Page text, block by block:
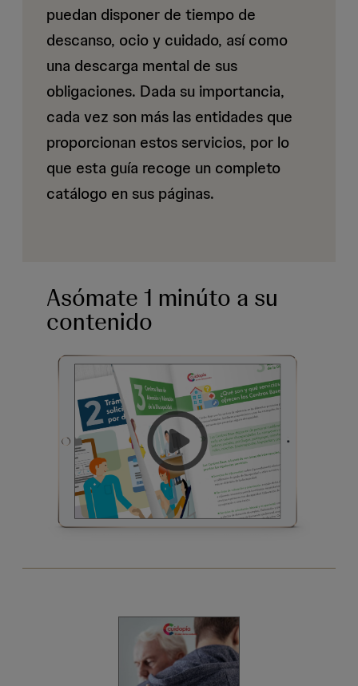
puedan disponer de tiempo de
descanso, ocio y cuidado, así como
una descarga mental de sus
obligaciones. Dada su importancia,
cada vez son más las entidades que
proporcionan estos servicios, por lo
que esta guía recoge un completo
catálogo en sus páginas.
Asómate 1 minúto a su
contenido